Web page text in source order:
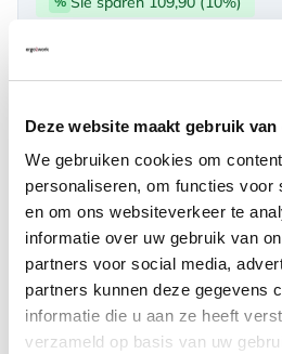
Deze website maakt gebruik van
We gebruiken cookies om
personaliseren, om functies voor
en om ons websiteverkeer te
informatie over uw gebruik van
partners voor social media,
partners kunnen deze gegevens
informatie die u aan ze heeft
verzameld op basis van uw
Verfügbar
Lieferzeit: 3-6 Wochen
Anzahl:
In